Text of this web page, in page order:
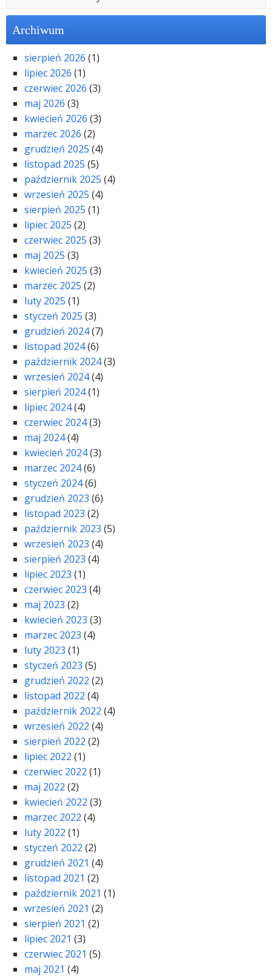
Archiwum
sierpień 2026 (1)
lipiec 2026 (1)
czerwiec 2026 (3)
maj 2026 (3)
kwiecień 2026 (3)
marzec 2026 (2)
grudzień 2025 (4)
listopad 2025 (5)
październik 2025 (4)
wrzesień 2025 (4)
sierpień 2025 (1)
lipiec 2025 (2)
czerwiec 2025 (3)
maj 2025 (3)
kwiecień 2025 (3)
marzec 2025 (2)
luty 2025 (1)
styczeń 2025 (3)
grudzień 2024(7)
listopad 2024(6)
październik 2024(3)
wrzesień 2024(4)
sierpień 2024(1)
lipiec 2024(4)
czerwiec 2024(3)
maj 2024(4)
kwiecień 2024(3)
marzec 2024(6)
styczeń 2024(6)
grudzień 2023 (6)
listopad 2023 (2)
październik 2023 (5)
wrzesień 2023 (4)
sierpień 2023 (4)
lipiec 2023 (1)
czerwiec 2023 (4)
maj 2023 (2)
kwiecień 2023 (3)
marzec 2023 (4)
luty 2023 (1)
styczeń 2023 (5)
grudzień 2022 (2)
listopad 2022 (4)
październik 2022 (4)
wrzesień 2022 (4)
sierpień 2022 (2)
lipiec 2022 (1)
czerwiec 2022 (1)
maj 2022 (2)
kwiecień 2022 (3)
marzec 2022 (4)
luty 2022 (1)
styczeń 2022 (2)
grudzień 2021 (4)
listopad 2021 (2)
październik 2021 (1)
wrzesień 2021 (2)
sierpień 2021 (2)
lipiec 2021 (3)
czerwiec 2021 (5)
maj 2021 (4)